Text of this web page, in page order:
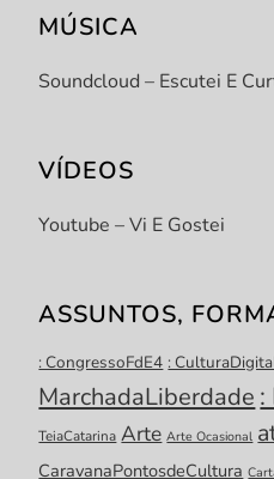
MÚSICA
Soundcloud – Escutei E
VÍDEOS
Youtube – Vi E Gostei
ASSUNTOS,
: CongressoFdE4 :
MarchadaLiberdade :
TeiaCatarina Arte Arte Ocasional
CaravanaPontosdeCultura